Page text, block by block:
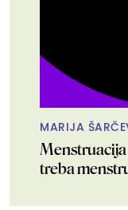
MARIJA
treba